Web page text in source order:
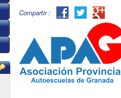
Compartir : FacebookTwitter
Plus